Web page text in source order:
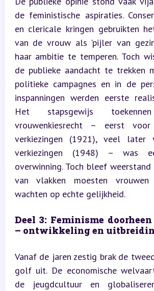
de feministische aspiraties.
en clericale kringen gebruikten
van de vrouw als 'pijler van
haar ambitie te temperen. Toch
de publieke aandacht te trekken
politieke campagnes en in de
inspanningen werden eerste
Het stapsgewijs
vrouwenkiesrecht – eerst voor
verkiezingen (1921), veel later
verkiezingen (1948) – was
overwinning. Toch bleef
van vlakken moesten vrouwen
wachten op echte gelijkheid.
Deel 3: Feminisme
– ontwikkeling en
Vanaf de jaren zestig brak de
golf uit. De economische
de jeugdcultuur en